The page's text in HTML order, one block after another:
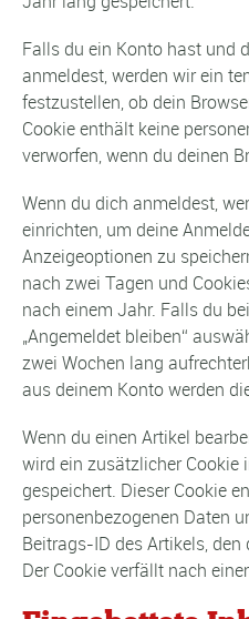
Falls du ein Konto hast und
anmeldest, werden wir ein
festzustellen, ob dein
Cookie enthält keine
verworfen, wenn du deinen
Wenn du dich anmeldest,
einrichten, um deine
Anzeigeoptionen zu
nach zwei Tagen und
nach einem Jahr. Falls du
„Angemeldet bleiben“
zwei Wochen lang
aus deinem Konto werden
Wenn du einen Artikel
wird ein zusätzlicher Cookie
gespeichert. Dieser Cookie
personenbezogenen Daten
Beitrags-ID des Artikels,
Der Cookie verfällt nach